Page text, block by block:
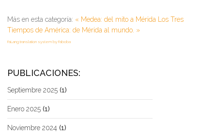
Más en esta categoría: « Medea: del mito a Mérida Los Tres
Tiempos de América: de Mérida al mundo. »
FaLang translation system by Faboba
PUBLICACIONES:
Septiembre 2025 (1)
Enero 2025 (1)
Noviembre 2024 (1)